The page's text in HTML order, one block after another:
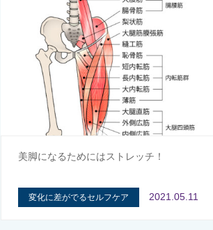
美脚になるためにはストレッチ！
変化に差がでるセルフケア 2021.05.11